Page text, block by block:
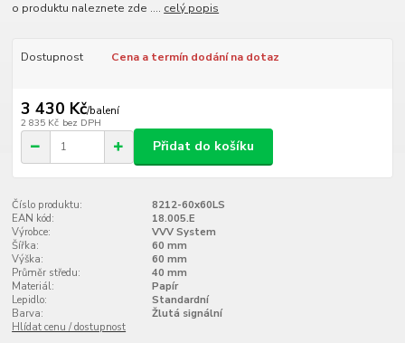
o produktu naleznete zde .... celý popis
Dostupnost Cena a termín dodání na dotaz
3 430 Kč/balení
2 835 Kč bez DPH
Přidat do košíku
Číslo produktu:
8212-60x60LS
EAN kód:
18.005.E
Výrobce:
VVV System
Šířka:
60 mm
Výška:
60 mm
Průměr středu:
40 mm
Materiál:
Papír
Lepidlo:
Standardní
Barva:
Žlutá signální
Hlídat cenu / dostupnost